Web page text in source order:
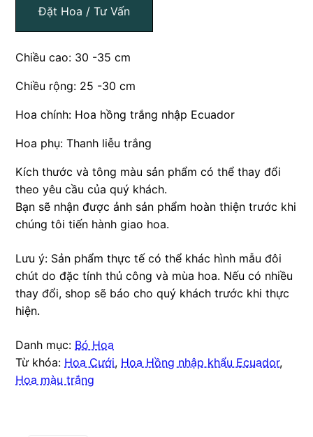
Đặt Hoa / Tư Vấn
Chiều cao: 30 -35 cm
Chiều rộng: 25 -30 cm
Hoa chính: Hoa hồng trắng nhập Ecuador
Hoa phụ: Thanh liễu trắng
Kích thước và tông màu sản phẩm có thể thay đổi
theo yêu cầu của quý khách.
Bạn sẽ nhận được ảnh sản phẩm hoàn thiện trước khi
chúng tôi tiến hành giao hoa.
Lưu ý: Sản phẩm thực tế có thể khác hình mẫu đôi
chút do đặc tính thủ công và mùa hoa. Nếu có nhiều
thay đổi, shop sẽ báo cho quý khách trước khi thực
hiện.
Danh mục: Bó Hoa
Từ khóa: Hoa Cưới, Hoa Hồng nhập khẩu Ecuador,
Hoa màu trắng